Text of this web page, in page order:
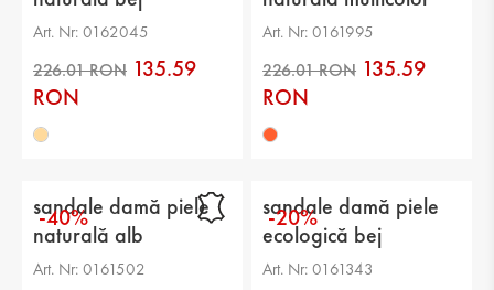
căptuşeală: piele ecologică
Talpă: toc
Branț: piele ecologică
Înălțimea tălpii: 1 cm
Înălțimea platformei: -
Art. Nr: 0162045
135.59
RON
Art. Nr: 0161995
135.59
RON
-40%
sandale damă piele
naturală alb
Art. Nr: 0161502
-20%
sandale damă piele
ecologică bej
Art. Nr: 0161343